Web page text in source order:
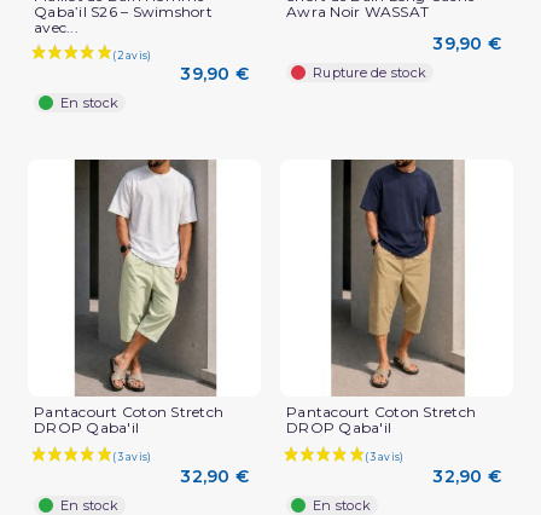
Qaba’il S26 – Swimshort
avec...
39,90 €
En stock
Awra Noir WASSAT
39,90 €
Rupture de stock
Pantacourt Coton Stretch
DROP Qaba'il
32,90 €
En stock
Pantacourt Coton Stretch
DROP Qaba'il
32,90 €
En stock